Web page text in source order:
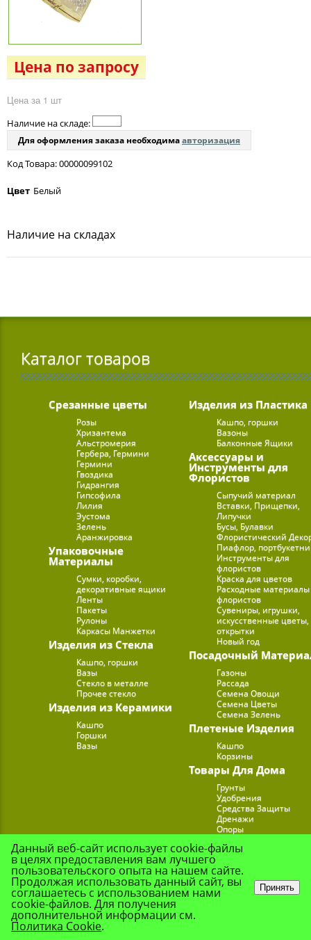
Цена по запросу
Цена за 1 шт
Наличие на складе:
Для оформления заказа необходимаавторизация
Код Товара: 00000099102
Цвет Белый
Наличие на складах
Каталог товаров
Срезанные цветы
Розы
Хризантема
Альстромерия
Гербера, Гермини
Гермини
Гвоздика
Гидрангия
Гипсофила
Лилия
Эустома
Зелень
Аранжировка
Упаковочные
Материалы
Сумки, коробки,
декоративные ящики
Ленты
Пакеты
Рулоны
Каркасы Манжетки
Изделия из Стекла
Кашпо, горшки
Вазы
Стекло в металле
Прочее стекло
Изделия из Керамики
Кашпо
Горшки
Вазы
Изделия из Пластика
Кашпо, горшки
Вазоны
Балконные Ящики
Аксессуары и
Инструменты для
Флористов
Сыпучий материал
Вставки, Прищепки,
Липучки
Бусы, Булавки
Флористический
Пиафлор,
Инструменты для
флористов
Краска для цветов
Расходные
флористов
Сувениры, игрушки,
искусственные цветы,
открытки
Новый год
Посадочный
Газоны
Рассада
Семена Овощи
Семена Цветы
Семена Зелень
Плетеные Изделия
Кашпо
Корзины
Товары Для Дома
Грунты
Удобрения
Средства Защиты
Дренажи
Опоры
Подставки для Цветов
Данный веб-сайт использует cookie-файлы
в целях предоставления вам лучшего
пользовательского опыта на нашем сайте.
Продолжая использовать данный сайт, вы
соглашаетесь с использованием нами
cookie-файлов. Для получения
дополнительной информации см.
Политика Cookie.
Принять